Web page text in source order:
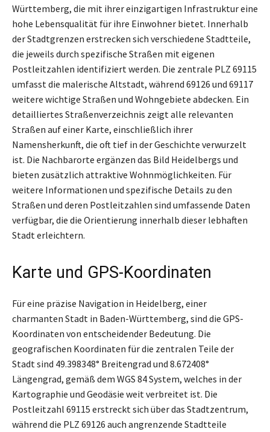
Württemberg, die mit ihrer einzigartigen Infrastruktur eine
hohe Lebensqualität für ihre Einwohner bietet. Innerhalb
der Stadtgrenzen erstrecken sich verschiedene Stadtteile,
die jeweils durch spezifische Straßen mit eigenen
Postleitzahlen identifiziert werden. Die zentrale PLZ 69115
umfasst die malerische Altstadt, während 69126 und 69117
weitere wichtige Straßen und Wohngebiete abdecken. Ein
detailliertes Straßenverzeichnis zeigt alle relevanten
Straßen auf einer Karte, einschließlich ihrer
Namensherkunft, die oft tief in der Geschichte verwurzelt
ist. Die Nachbarorte ergänzen das Bild Heidelbergs und
bieten zusätzlich attraktive Wohnmöglichkeiten. Für
weitere Informationen und spezifische Details zu den
Straßen und deren Postleitzahlen sind umfassende Daten
verfügbar, die die Orientierung innerhalb dieser lebhaften
Stadt erleichtern.
Karte und GPS-Koordinaten
Für eine präzise Navigation in Heidelberg, einer
charmanten Stadt in Baden-Württemberg, sind die GPS-
Koordinaten von entscheidender Bedeutung. Die
geografischen Koordinaten für die zentralen Teile der
Stadt sind 49.398348° Breitengrad und 8.672408°
Längengrad, gemäß dem WGS 84 System, welches in der
Kartographie und Geodäsie weit verbreitet ist. Die
Postleitzahl 69115 erstreckt sich über das Stadtzentrum,
während die PLZ 69126 auch angrenzende Stadtteile